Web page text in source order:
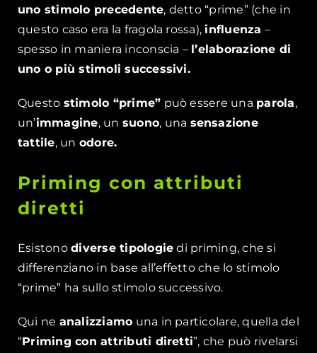
uno stimolo precedente, detto “prime” (che in
questo caso era la fragola rossa),influenza –
spesso in maniera inconscia – l’elaborazione di
uno o più stimoli successivi.
Questo stimolo “prime” può essere una parola,
un’immagine, un suono, una sensazione
tattile, un odore.
Priming con attributi
diretti
Esistonodiverse tipologie di priming, che si
differenziano in base all’effetto che lo stimolo
“prime” ha sullo stimolo successivo.
Qui ne analizziamo una in particolare, quella del
“Priming con attributi diretti”, che può rivelarsi